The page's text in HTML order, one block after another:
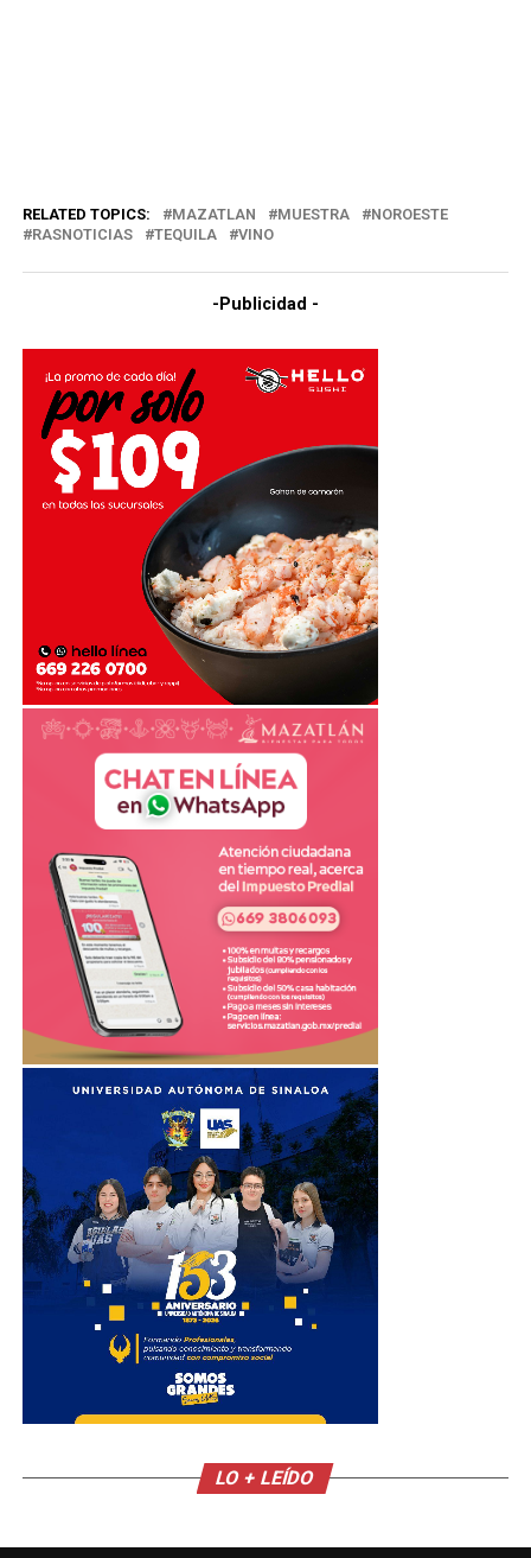
RELATED TOPICS: MAZATLAN MUESTRA
NOROESTE
RASNOTICIAS
TEQUILA VINO
-Publicidad -
LO + LEÍDO